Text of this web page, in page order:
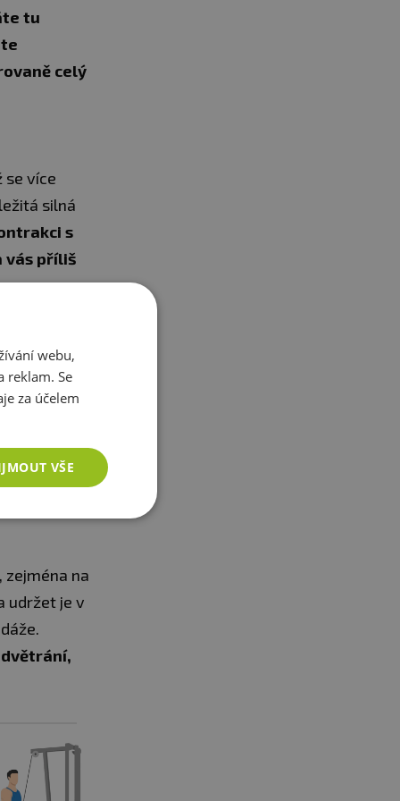
tu
celý
se více
silná
s
vás příliš
zejména na
udržet je v
webu,
reklam. Se
za účelem
VŠE